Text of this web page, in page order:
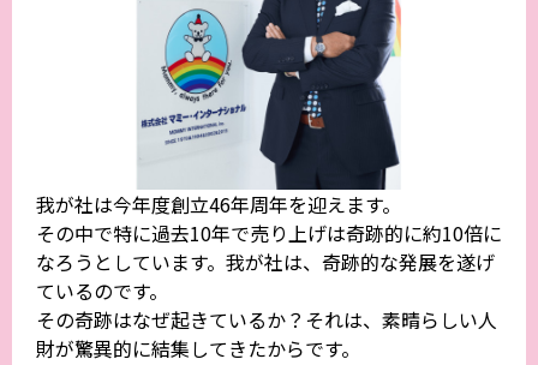
我が社は今年度創立46年周年を迎えます。
その中で特に過去10年で売り上げは奇跡的に約10倍に
なろうとしています。我が社は、奇跡的な発展を遂げ
ているのです。
その奇跡はなぜ起きているか？それは、素晴らしい人
財が驚異的に結集してきたからです。